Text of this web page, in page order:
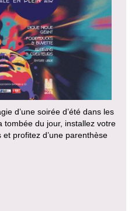
d’une soirée d’été dans les
tombée du jour, installez votre
profitez d’une parenthèse